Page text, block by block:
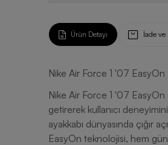
Ürün Detayı İade ve
Nike Air Force 1 '07 EasyOn
Nike Air Force 1 '07 EasyOn
getirerek kullanıcı
ayakkabı dünyasında çığır
EasyOn teknolojisi, hem